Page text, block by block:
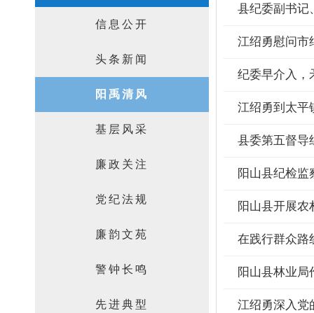
信息公开
头条新闻
阳禹清风
基层风采
廉政关注
党纪法规
廉韵文苑
警钟长鸣
先进典型
县纪委副书记
江绍勇慰问市
纪委早介入，
江绍勇到太平
县委第五督导
阳山县纪检监
阳山县开展农
阳山县林业局
江绍勇深入党